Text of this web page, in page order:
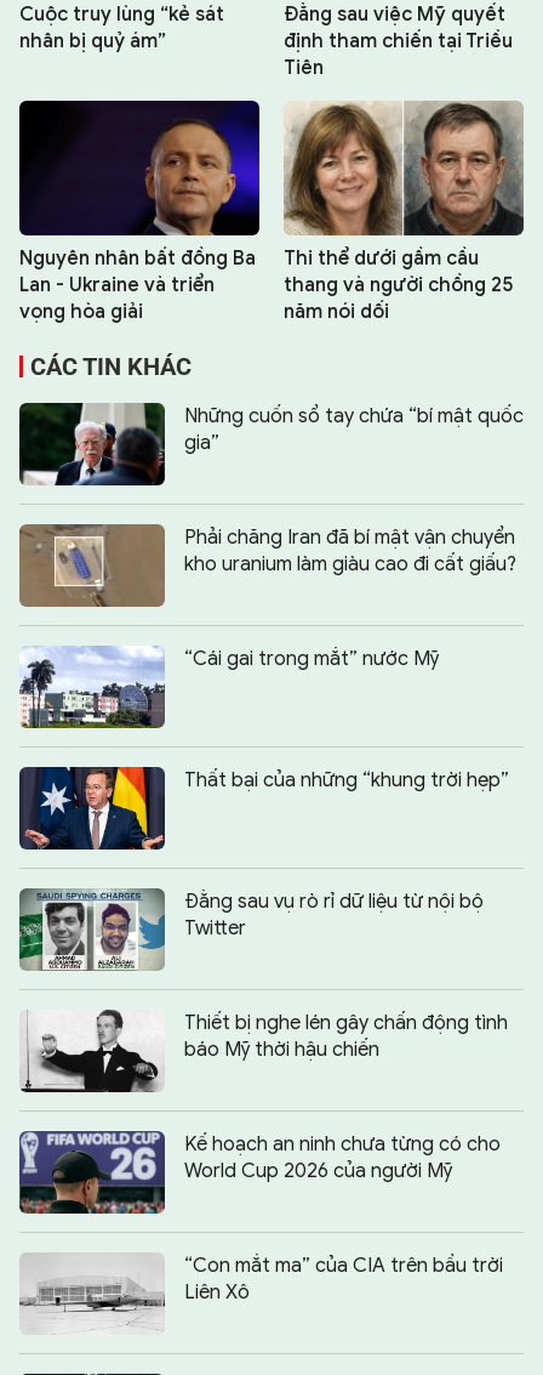
Cuộc truy lùng “kẻ sát
nhân bị quỷ ám”
Đằng sau việc Mỹ quyết
định tham chiến tại Triều
Tiên
Nguyên nhân bất đồng Ba
Lan - Ukraine và triển
vọng hòa giải
Thi thể dưới gầm cầu
thang và người chồng 25
năm nói dối
CÁC TIN KHÁC
Những cuốn sổ tay chứa “bí mật quốc
gia”
Phải chăng Iran đã bí mật vận chuyển
kho uranium làm giàu cao đi cất giấu?
“Cái gai trong mắt” nước Mỹ
Thất bại của những “khung trời hẹp”
Đằng sau vụ rò rỉ dữ liệu từ nội bộ
Twitter
Thiết bị nghe lén gây chấn động tình
báo Mỹ thời hậu chiến
Kế hoạch an ninh chưa từng có cho
World Cup 2026 của người Mỹ
“Con mắt ma” của CIA trên bầu trời
Liên Xô